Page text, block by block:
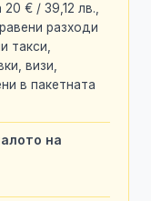
20 € / 39,12 лв.,
разходи
такси,
визи,
в пакетната
на